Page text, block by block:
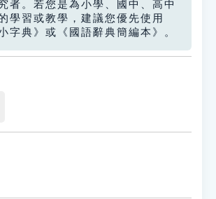
者。若您是為小學、國中、高中
學習或教學，建議您優先使用
字典》或《國語辭典簡編本》。